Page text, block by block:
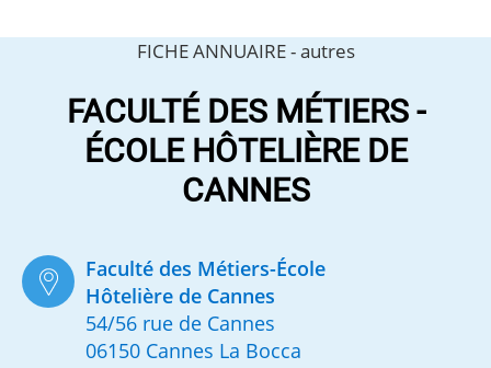
FICHE ANNUAIRE -autres
FACULTÉ DES MÉTIERS -
ÉCOLE HÔTELIÈRE DE
CANNES
Faculté des Métiers-École
Hôtelière de Cannes
54/56 rue de Cannes
06150 Cannes La Bocca